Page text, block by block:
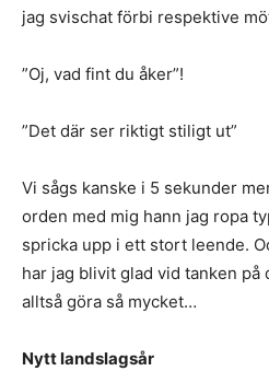
jag svischat förbi respektive
”Oj, vad fint du åker”!
”Det där ser riktigt stiligt ut”
Vi sågs kanske i 5 sekunder
orden med mig hann jag ropa
spricka upp i ett stort leende.
har jag blivit glad vid tanken på
alltså göra så mycket…
Nytt landslagsår